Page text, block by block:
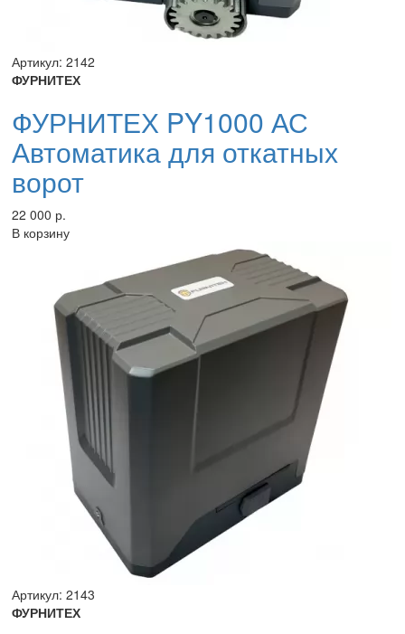
Артикул: 2142
ФУРНИТЕХ
ФУРНИТЕХ PY1000 АС
Автоматика для откатных
ворот
22 000 р.
В корзину
Артикул: 2143
ФУРНИТЕХ